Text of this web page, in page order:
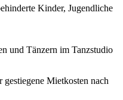
Kinder, Jugendliche
Mietkosten nach